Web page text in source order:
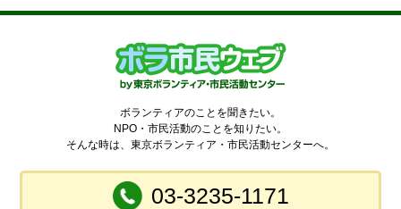
ボランティアのことを聞きたい。
NPO・市民活動のことを知りたい。
そんな時は、東京ボランティア・市民活動センターへ。
03-3235-1171